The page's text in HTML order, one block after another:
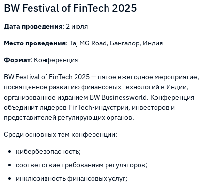
BW Festival of FinTech 2025
Дата проведения: 2 июля
Место проведения: Taj MG Road, Бангалор, Индия
Формат: Конференция
BW Festival of FinTech 2025 — пятое ежегодное мероприятие,
посвященное развитию финансовых технологий в Индии,
организованное изданием BW Businessworld. Конференция
объединит лидеров FinTech-индустрии, инвесторов и
представителей регулирующих органов.
Среди основных тем конференции:
кибербезопасность;
соответствие требованиям регуляторов;
инклюзивность финансовых услуг;